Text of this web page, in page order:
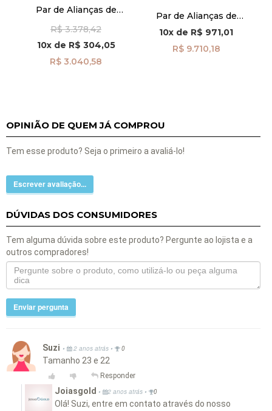
Par de Alianças de
Branco 18k 2,1mm ta21
R$ 3.378,42
10xde R$ 304,05
R$ 3.040,58
Par de Alianças de
Casamento Ouro 18K
5,0mm Diamante
al40020d1
10x de R$ 971,01
R$ 9.710,18
OPINIÃO DE QUEM JÁ COMPROU
Tem esse produto? Seja o primeiro a avaliá-lo!
Escrever avaliação...
DÚVIDAS DOS CONSUMIDORES
Tem alguma dúvida sobre este produto? Pergunte ao lojista e a
outros compradores!
Enviar pergunta
Suzi • 2 anos atrás • 0
Tamanho 23 e 22
Responder
Joiasgold • 2 anos atrás • 0
Olá! Suzi, entre em contato através do nosso